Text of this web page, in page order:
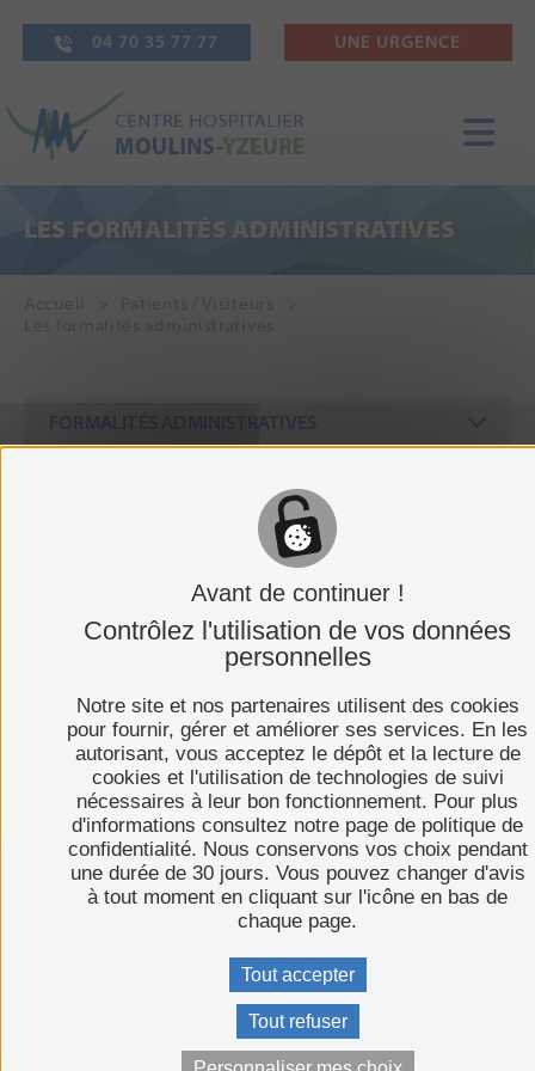
04 70 35 77 77 UNE URGENCE
LES FORMALITÉS ADMINISTRATIVES
FORMALITÉS ADMINISTRATIVES
FRAIS D'HOSPITALISATION ET DE
VOTRE IDENTITÉ, C'EST VOTRE SÉCURITÉ
LES FORMALITÉS DE SORTIE
Plan du site
Mentions légales
Politique de confidentialité
Espace presse
C-toucom web
Avant de continuer !
Contrôlez l'utilisation de vos données
personnelles
Notre site et nos partenaires utilisent des cookies
pour fournir, gérer et améliorer ses services. En les
autorisant, vous acceptez le dépôt et la lecture de
cookies et l'utilisation de technologies de suivi
nécessaires à leur bon fonctionnement. Pour plus
d'informations consultez notre page de politique de
confidentialité. Nous conservons vos choix pendant
une durée de 30 jours. Vous pouvez changer d'avis
à tout moment en cliquant sur l'icône en bas de
chaque page.
Tout accepter
Tout refuser